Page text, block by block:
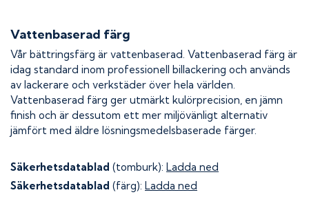
Vattenbaserad färg
Vår bättringsfärg är vattenbaserad. Vattenbaserad färg är
idag standard inom professionell billackering och används
av lackerare och verkstäder över hela världen.
Vattenbaserad färg ger utmärkt kulörprecision, en jämn
finish och är dessutom ett mer miljövänligt alternativ
jämfört med äldre lösningsmedelsbaserade färger.
Säkerhetsdatablad (tomburk): Ladda ned
Säkerhetsdatablad (färg): Ladda ned